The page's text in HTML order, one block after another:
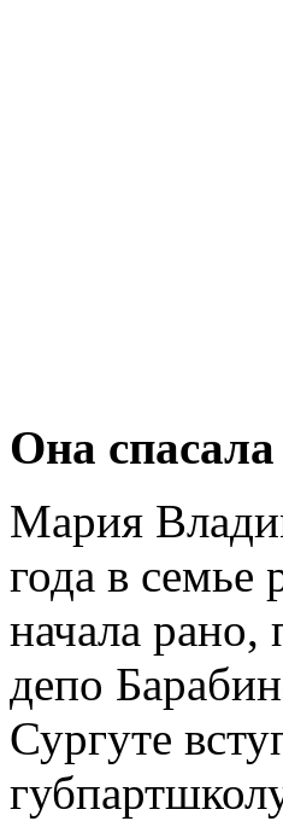
Она
Мария
года в семье
начала рано,
депо
Сургуте